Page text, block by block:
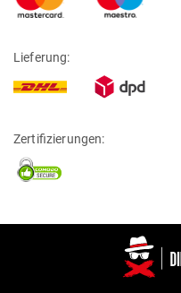
Lieferung:
Zertifizierungen: